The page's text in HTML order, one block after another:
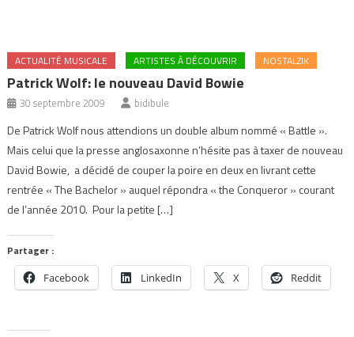
ACTUALITÉ MUSICALE ARTISTES À DÉCOUVRIR NOSTALZIK
Patrick Wolf: le nouveau David Bowie
30 septembre 2009 bidibule
De Patrick Wolf nous attendions un double album nommé « Battle ».
Mais celui que la presse anglosaxonne n’hésite pas à taxer de nouveau
David Bowie, a décidé de couper la poire en deux en livrant cette
rentrée « The Bachelor » auquel répondra « the Conqueror » courant
de l’année 2010. Pour la petite […]
Partager :
Facebook LinkedIn X Reddit